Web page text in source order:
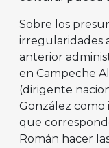
Sobre los
irregularidades
anterior
en Campeche
(dirigente
González como
que
Román hacer